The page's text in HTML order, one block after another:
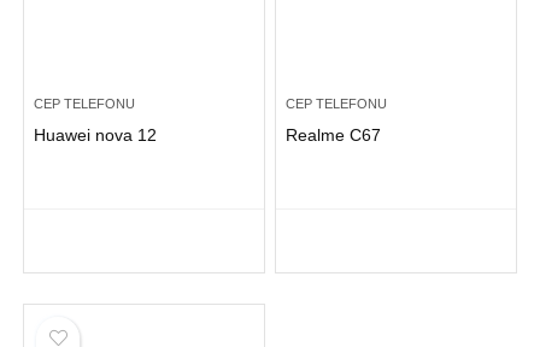
CEP TELEFONU
Huawei nova 12
CEP TELEFONU
Realme C67